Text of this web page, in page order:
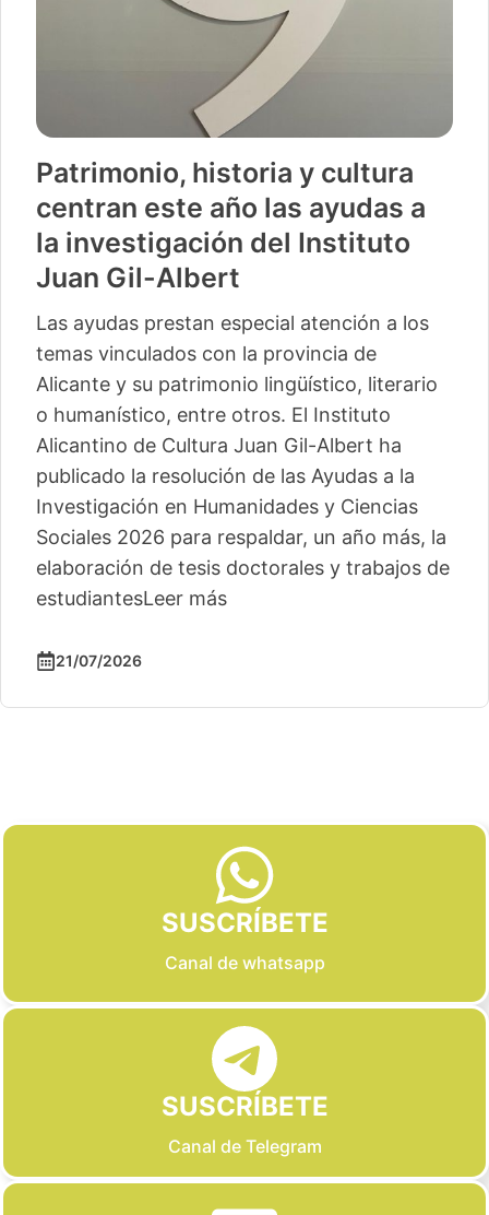
Patrimonio, historia y cultura
centran este año las ayudas a
la investigación del Instituto
Juan Gil-Albert
Las ayudas prestan especial atención a los
temas vinculados con la provincia de
Alicante y su patrimonio lingüístico, literario
o humanístico, entre otros. El Instituto
Alicantino de Cultura Juan Gil-Albert ha
publicado la resolución de las Ayudas a la
Investigación en Humanidades y Ciencias
Sociales 2026 para respaldar, un año más, la
elaboración de tesis doctorales y trabajos de
estudiantesLeer más
21/07/2026
SUSCRÍBETE
Canal de whatsapp
SUSCRÍBETE
Canal de Telegram